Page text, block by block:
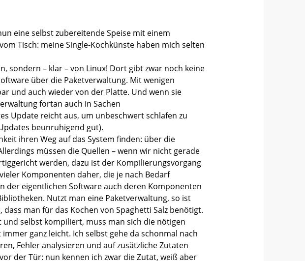
eine selbst zubereitende Speise mit einem
Tisch: meine Single-Kochkünste haben mich selten
sondern – klar – von Linux! Dort gibt zwar noch keine
über die Paketverwaltung. Mit wenigen
und auch wieder von der Platte. Und wenn sie
fortan auch in Sachen
Update reicht aus, um unbeschwert schlafen zu
beunruhigend gut).
ihren Weg auf das System finden: über die
müssen die Quellen – wenn wir nicht gerade
werden, dazu ist der Kompilierungsvorgang
Komponenten daher, die je nach Bedarf
eigentlichen Software auch deren Komponenten
Nutzt man eine Paketverwaltung, so ist
man für das Kochen von Spaghetti Salz benötigt.
selbst kompiliert, muss man sich die nötigen
ganz leicht. Ich selbst gehe da schonmal nach
Fehler analysieren und auf zusätzliche Zutaten
der Tür: nun kennen ich zwar die Zutat, weiß aber